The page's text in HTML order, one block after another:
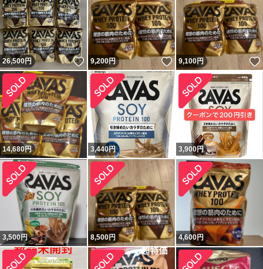
26,500円 いいね！
9,200円 いいね！
9,100円
14,680円 3,440円 3,900円
3,500円 8,500円 4,600円